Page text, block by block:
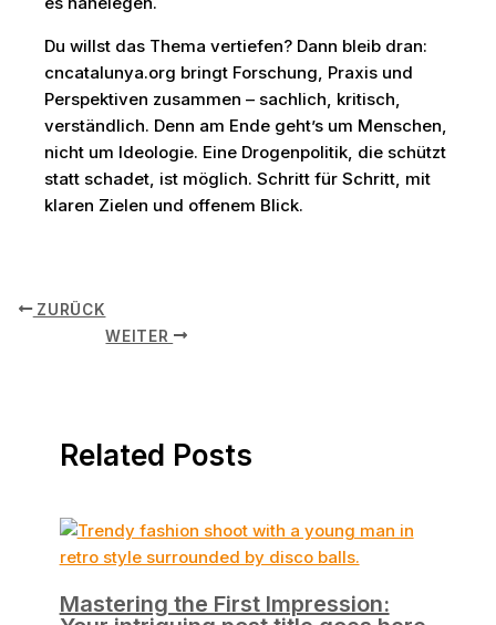
Du willst das Thema vertiefen? Dann bleib dran:
cncatalunya.org bringt Forschung, Praxis und
Perspektiven zusammen – sachlich, kritisch,
verständlich. Denn am Ende geht’s um Menschen,
nicht um Ideologie. Eine Drogenpolitik, die schützt
statt schadet, ist möglich. Schritt für Schritt, mit
klaren Zielen und offenem Blick.
ZURÜCK
WEITER
Related Posts
Mastering the First Impression: